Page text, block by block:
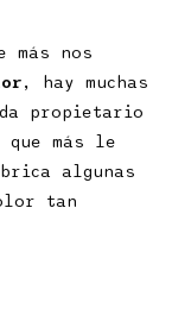
más nos
, hay muchas
propietario
más le
algunas
tan